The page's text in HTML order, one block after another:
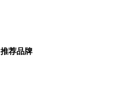
推荐品牌